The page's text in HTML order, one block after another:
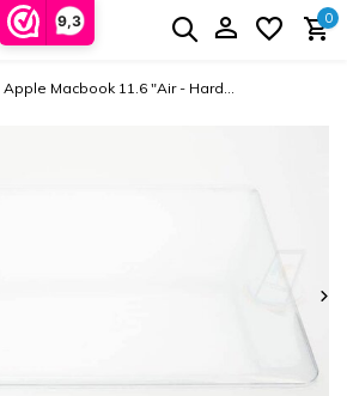
9,3 0
Apple Macbook 11.6 "Air - Hard...